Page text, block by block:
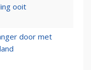
ooit
door met